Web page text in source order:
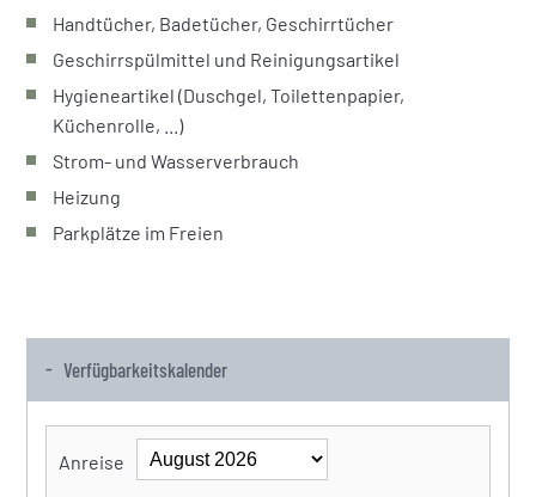
Handtücher, Badetücher, Geschirrtücher
Geschirrspülmittel und Reinigungsartikel
Hygieneartikel (Duschgel, Toilettenpapier,
Küchenrolle, ...)
Strom- und Wasserverbrauch
Heizung
Parkplätze im Freien
Verfügbarkeitskalender
Anreise